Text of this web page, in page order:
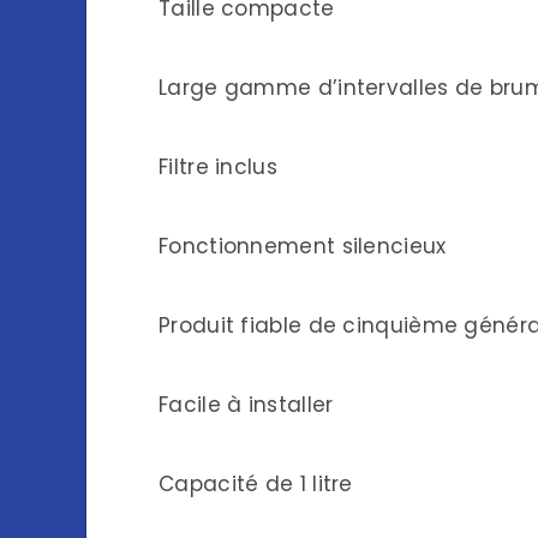
Taille compacte
Large gamme d’intervalles de
Filtre inclus
Fonctionnement silencieux
Produit fiable de cinquième
Facile à installer
Capacité de 1 litre